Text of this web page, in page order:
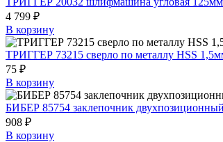
4 799 ₽
В корзину
ТРИГГЕР 73215 сверло по металлу HSS
75 ₽
В корзину
БИБЕР 85754 заклепочник двухпозиционный
908 ₽
В корзину